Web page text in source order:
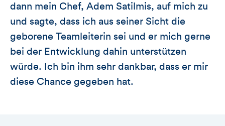
dann mein Chef, Adem Satilmis, auf mich zu
und sagte, dass ich aus seiner Sicht die
geborene Teamleiterin sei und er mich gerne
bei der Entwicklung dahin unterstützen
würde. Ich bin ihm sehr dankbar, dass er mir
diese Chance gegeben hat.